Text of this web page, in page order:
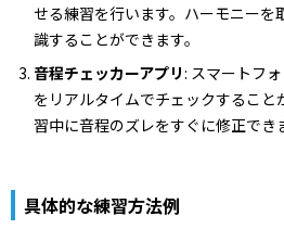
せる練習を行います。ハーモニーを
識することができます。
音程チェッカーアプリ: スマートフ
をリアルタイムでチェックすること
習中に音程のズレをすぐに修正でき
具体的な練習方法例